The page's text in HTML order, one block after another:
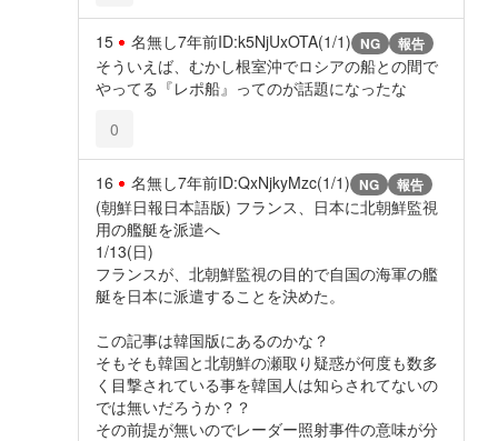
15 名無し7年前ID:k5NjUxOTA(1/1) NG 報告
そういえば、むかし根室沖でロシアの船との間で
やってる『レポ船』ってのが話題になったな
0
16 名無し7年前ID:QxNjkyMzc(1/1) NG 報告
(朝鮮日報日本語版) フランス、日本に北朝鮮監視
用の艦艇を派遣へ
1/13(日)
フランスが、北朝鮮監視の目的で自国の海軍の艦
艇を日本に派遣することを決めた。
この記事は韓国版にあるのかな？
そもそも韓国と北朝鮮の瀬取り疑惑が何度も数多
く目撃されている事を韓国人は知らされてないの
では無いだろうか？？
その前提が無いのでレーダー照射事件の意味が分